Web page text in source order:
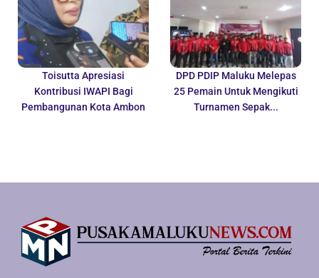
Toisutta Apresiasi
Kontribusi IWAPI Bagi
Pembangunan Kota Ambon
DPD PDIP Maluku Melepas
25 Pemain Untuk Mengikuti
Turnamen Sepak...